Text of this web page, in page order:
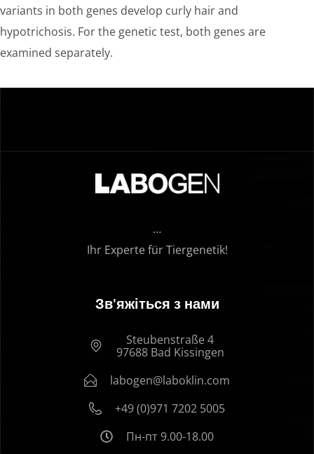
variants in both genes develop curly hair and
hypotrichosis. For the genetic test, both genes are
examined separately.
…
Ihr Experte für Tiergenetik!
Зв'яжіться з нами
Steubenstraße 4
97688 Bad Kissingen
labogen@laboklin.com
+49 (0)971 7202 5005
Пн-пт 9.00-18.00